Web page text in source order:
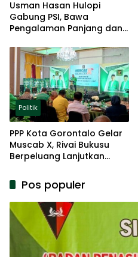
Usman Hasan Hulopi
Gabung PSI, Bawa
Pengalaman Panjang dan
Politik
PPP Kota Gorontalo Gelar
Muscab X, Rivai Bukusu
Berpeluang Lanjutkan
Pos populer